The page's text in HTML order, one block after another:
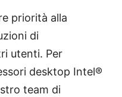
priorità alla
di
utenti. Per
desktop Intel®
team di